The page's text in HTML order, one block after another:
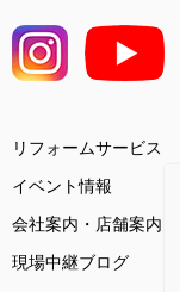
リフォームサービス
イベント情報
会社案内・店舗案内
現場中継ブログ